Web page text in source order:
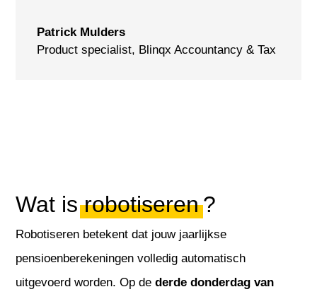
Patrick Mulders
Product specialist, Blinqx Accountancy & Tax
Wat isrobotiseren?
Robotiseren betekent dat jouw jaarlijkse
pensioenberekeningen volledig automatisch
uitgevoerd worden. Op dederde donderdag van